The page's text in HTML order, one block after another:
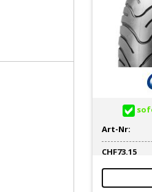
Art-Nr:
CHF73.15